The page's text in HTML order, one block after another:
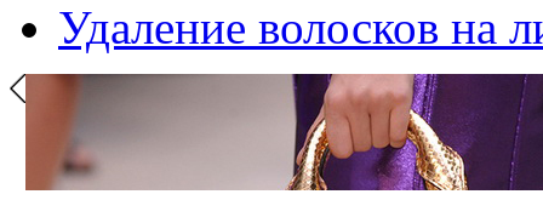
Удаление волосков на